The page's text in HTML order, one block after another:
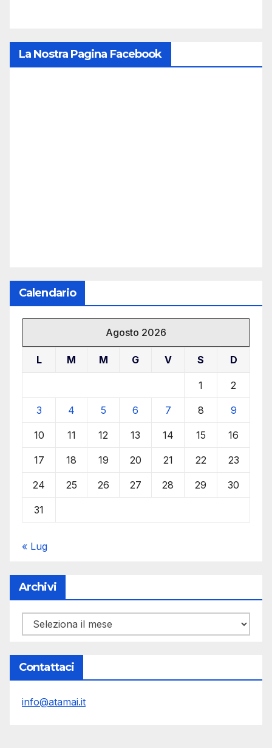
La Nostra Pagina Facebook
Calendario
Agosto 2026
L M M G V S D
1 2
3 4 5 6 7 8 9
10 11 12 13 14 15 16
17 18 19 20 21 22 23
24 25 26 27 28 29 30
31
« Lug
Archivi
Archivi
Contattaci
info@atamai.it